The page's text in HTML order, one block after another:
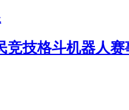
竞技格斗机器人赛